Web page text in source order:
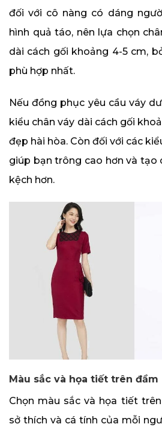
đối với cô nàng có dáng
hình quả táo, nên lựa chọn
dài cách gối khoảng 4-5 cm,
phù hợp nhất.
Nếu đồng phục yêu cầu váy
kiểu chân váy dài cách gối
đẹp hài hòa. Còn đối với các
giúp bạn trông cao hơn và tạo
kệch hơn.
Màu sắc và họa tiết trên đầm
Chọn màu sắc và họa tiết
sở thích và cá tính của mỗi